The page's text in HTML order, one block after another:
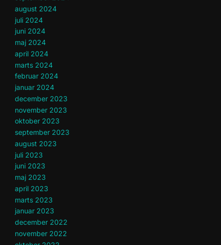
august 2024
juli 2024
juni 2024
maj 2024
april 2024
marts 2024
februar 2024
januar 2024
december 2023
november 2023
oktober 2023
september 2023
august 2023
juli 2023
juni 2023
maj 2023
april 2023
marts 2023
januar 2023
december 2022
november 2022